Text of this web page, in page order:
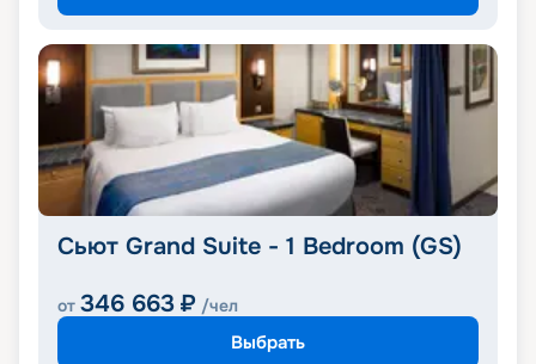
Сьют Grand Suite - 1 Bedroom (GS)
от 346 663 ₽ /чел
Выбрать